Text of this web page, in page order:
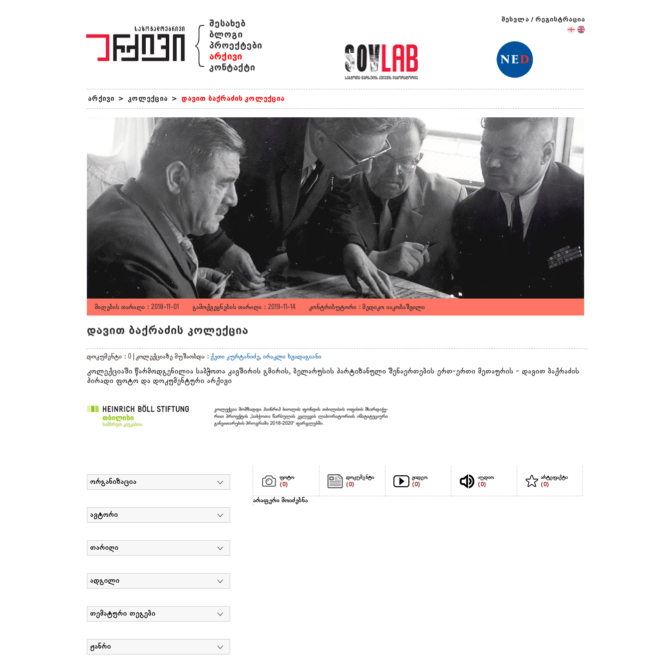
{ შესახებ
ბლოგი
პროექტები
არქივი
კონტაქტი
შესვლა / რეგისტრაცია
არქივი > კოლექცია > დავით ბაქრაძის კოლექცია
მიღების თარიღი : 2018-11-01 გამოქვეყნების თარიღი : 2019-11-14 კონტრიბუტორი : მედიკო იაკობაშვილი
დავით ბაქრაძის კოლექცია
დოკუმენტი : 0 | კოლექციაზე მუშაობდა : ქეთი კურტანიძე, ირაკლი ხვადაგიანი
კოლექციაში წარმოდგენილია საბჭოთა კავშირის გმირის, ბელარუსის პარტიზანული შენაერთების ერთ-ერთი მეთაურის - დავით ბაქრაძის
პირადი ფოტო და დოკუმენტური არქივი
ორგანიზაცია
ავტორი
თარიღი
ადგილი
თემატური თეგები
ჟანრი
ფოტო
(0)
დოკუმენტი
(0)
ვიდეო
(0)
აუდიო
(0)
არტეფაქტი
(0)
არაფერი მოიძებნა